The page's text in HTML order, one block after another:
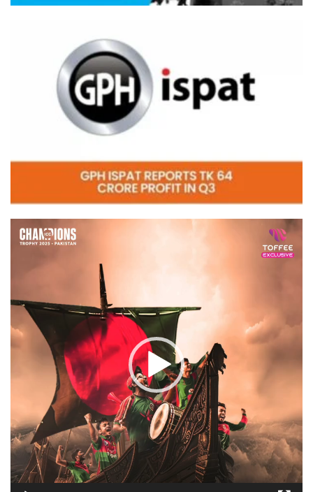
Video
Player